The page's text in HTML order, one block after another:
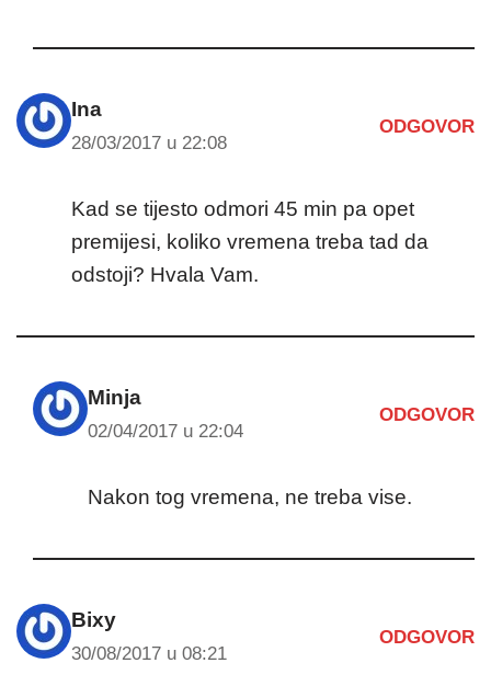
Ina
28/03/2017 u 22:08
ODGOVOR
Kad se tijesto odmori 45 min pa opet
premijesi, koliko vremena treba tad da
odstoji? Hvala Vam.
Minja
02/04/2017 u 22:04
ODGOVOR
Nakon tog vremena, ne treba vise.
Bixy
30/08/2017 u 08:21
ODGOVOR